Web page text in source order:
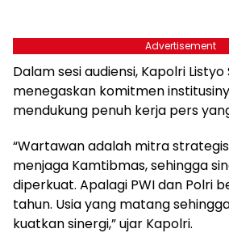
Advertisement
Dalam sesi audiensi, Kapolri
menegaskan komitmen
mendukung penuh kerja pers
“Wartawan adalah mitra
menjaga Kamtibmas, sehingga
diperkuat. Apalagi PWI dan Polri
tahun. Usia yang matang
kuatkan sinergi,” ujar Kapolri.